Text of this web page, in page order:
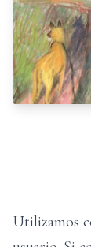
Utilizamos